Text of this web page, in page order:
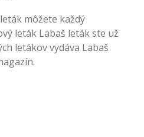
môžete každý
leták Labaš leták ste už
letákov vydáva Labaš